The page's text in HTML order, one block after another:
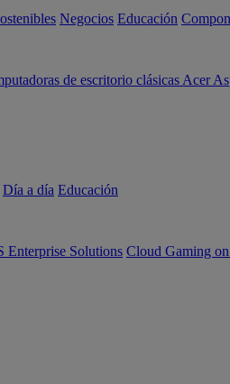
Negocios Educación
de escritorio clásicas Acer
Día a día Educación
Enterprise Solutions Cloud Gaming